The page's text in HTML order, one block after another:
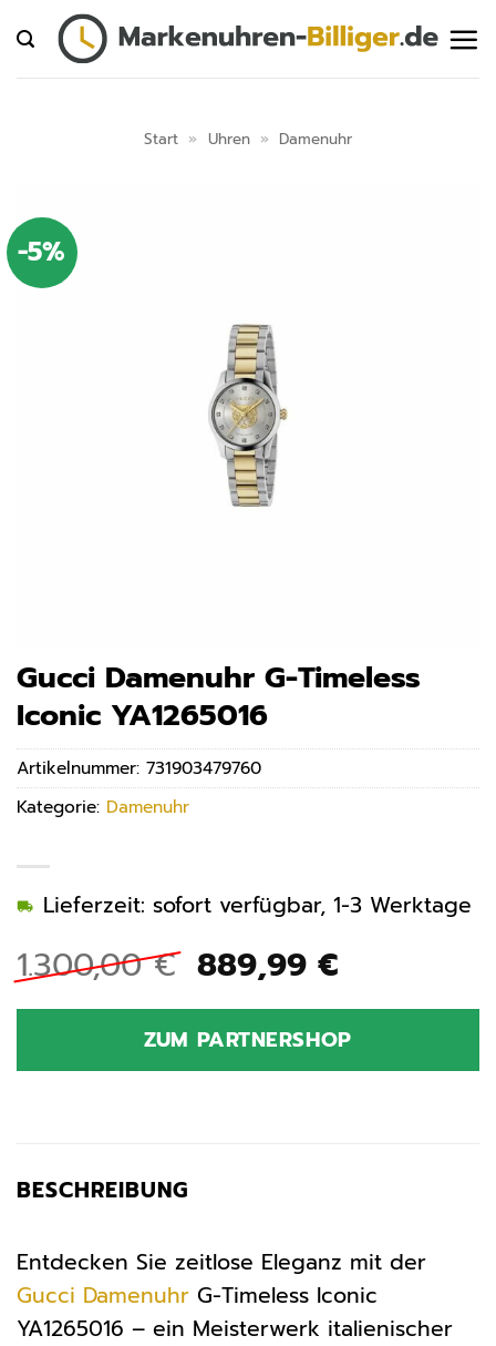
Inhalt
springen
Start » Uhren » Damenuhr
-5%
Gucci Damenuhr G-Timeless
Iconic YA1265016
1.300,00€ Ursprünglicher
Preis
war:
1.300,00 €
889,99 €Aktueller
ist:
889,99 €.
Lieferzeit: sofort verfügbar, 1-3 Werktage
ZUM PARTNERSHOP
Artikelnummer: 731903479760
Kategorie: Damenuhr
BESCHREIBUNG
Entdecken Sie zeitlose Eleganz mit der
Gucci Damenuhr G-Timeless Iconic
YA1265016 – ein Meisterwerk italienischer